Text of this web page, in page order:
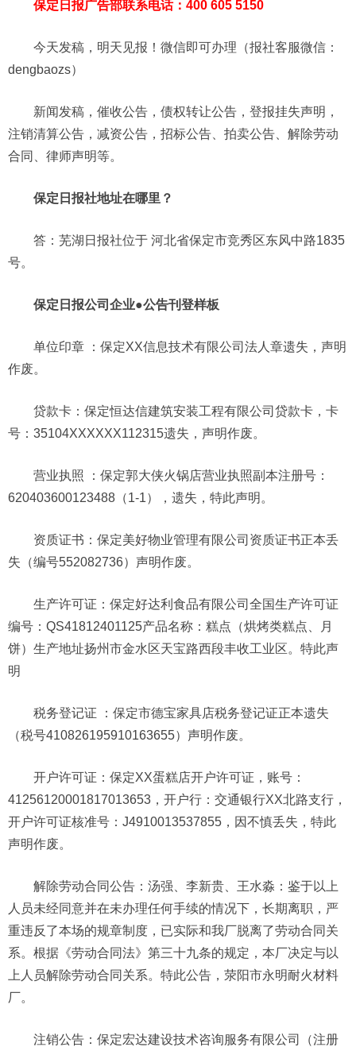
保定日报广告部联系电话：400 605 5150
今天发稿，明天见报！微信即可办理（报社客服微信：
dengbaozs）
新闻发稿，催收公告，债权转让公告，登报挂失声明，
注销清算公告，减资公告，招标公告、拍卖公告、解除劳动
合同、律师声明等。
保定日报社地址在哪里？
答：芜湖日报社位于 河北省保定市竞秀区东风中路1835
号。
保定日报公司企业●公告刊登样板
单位印章 ：保定XX信息技术有限公司法人章遗失，声明
作废。
贷款卡：保定恒达信建筑安装工程有限公司贷款卡，卡
号：35104XXXXXX112315遗失，声明作废。
营业执照 ：保定郭大侠火锅店营业执照副本注册号：
620403600123488（1-1），遗失，特此声明。
资质证书：保定美好物业管理有限公司资质证书正本丢
失（编号552082736）声明作废。
生产许可证：保定好达利食品有限公司全国生产许可证
编号：QS41812401125产品名称：糕点（烘烤类糕点、月
饼）生产地址扬州市金水区天宝路西段丰收工业区。特此声
明
税务登记证 ：保定市德宝家具店税务登记证正本遗失
（税号410826195910163655）声明作废。
开户许可证：保定XX蛋糕店开户许可证，账号：
41256120001817013653，开户行：交通银行XX北路支行，
开户许可证核准号：J4910013537855，因不慎丢失，特此
声明作废。
解除劳动合同公告：汤强、李新贵、王水淼：鉴于以上
人员未经同意并在未办理任何手续的情况下，长期离职，严
重违反了本场的规章制度，已实际和我厂脱离了劳动合同关
系。根据《劳动合同法》第三十九条的规定，本厂决定与以
上人员解除劳动合同关系。特此公告，荥阳市永明耐火材料
厂。
注销公告：保定宏达建设技术咨询服务有限公司（注册